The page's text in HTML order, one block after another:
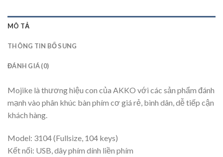
MÔ TẢ
THÔNG TIN BỔ SUNG
ĐÁNH GIÁ (0)
Mojike là thương hiệu con của AKKO với các sản phẩm đánh
mạnh vào phân khúc bàn phím cơ giá rẻ, bình dân, dễ tiếp cận
khách hàng.
Model: 3104 (Fullsize, 104 keys)
Kết nối: USB, dây phím dính liền phím